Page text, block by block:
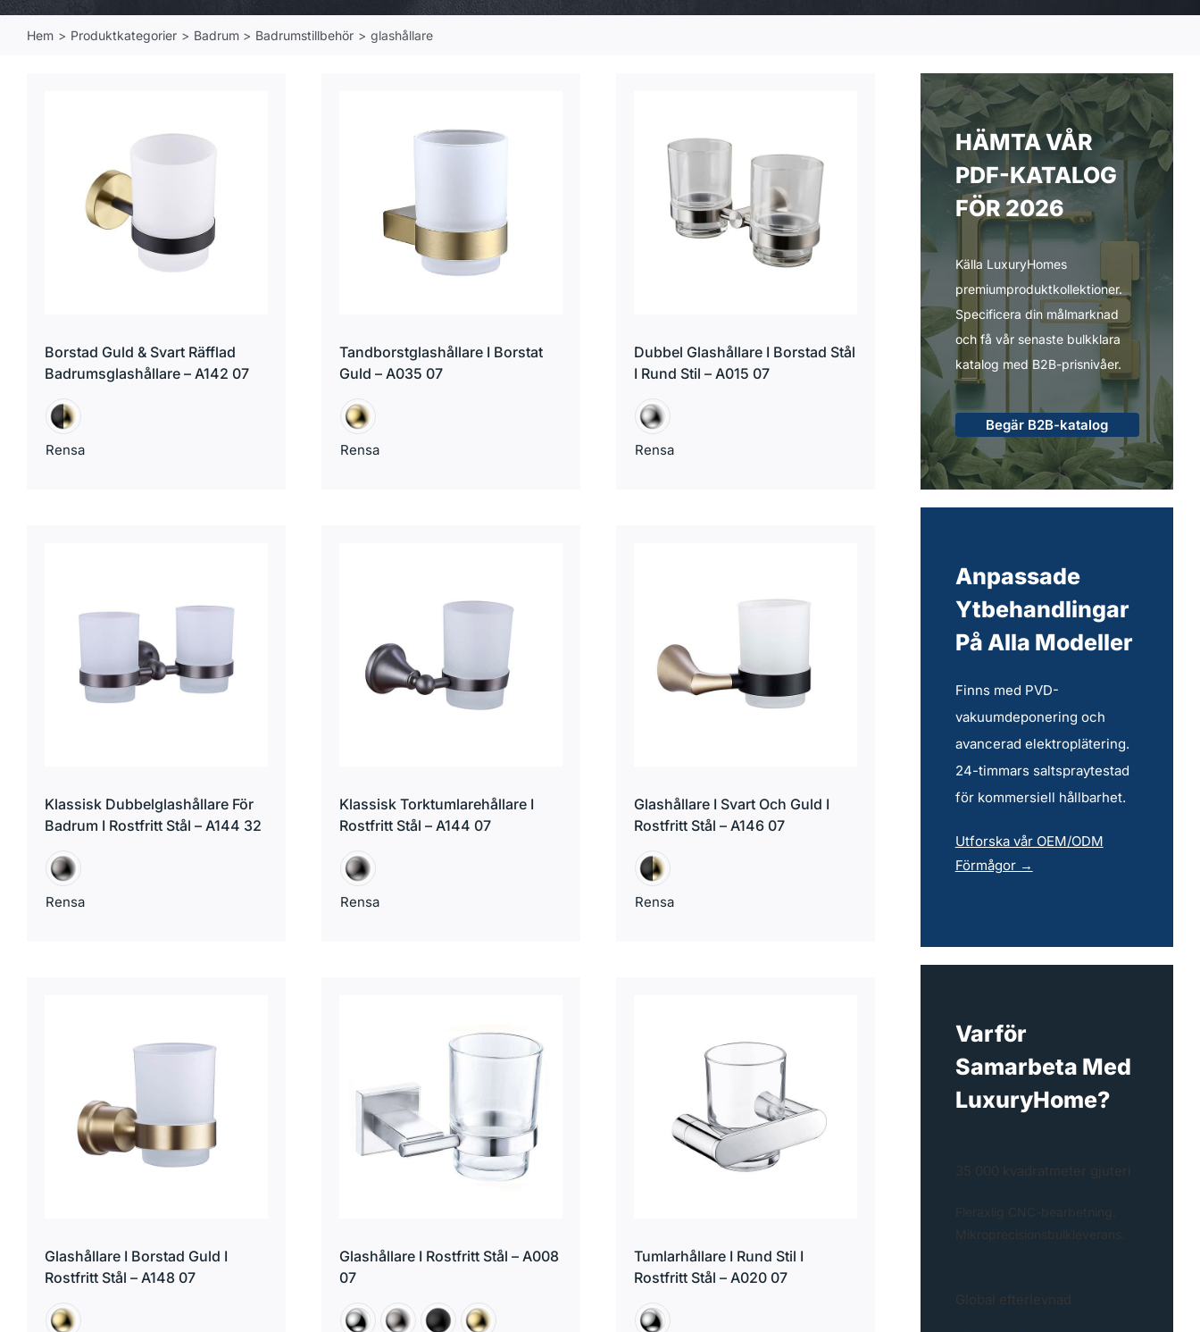
Hem Produktkategorier Badrum Badrumstillbehör glashållare
Borstad Guld & Svart Räfflad
Badrumsglashållare – A142 07
Rensa
Tandborstglashållare I Borstat
Guld – A035 07
Rensa
Dubbel Glashållare I Borstad Stål
I Rund Stil – A015 07
Rensa
Klassisk Dubbelglashållare För
Badrum I Rostfritt Stål – A144 32
Rensa
Klassisk Torktumlarehållare I
Rostfritt Stål – A144 07
Rensa
Glashållare I Svart Och Guld I
Rostfritt Stål – A146 07
Rensa
Glashållare I Borstad Guld I
Rostfritt Stål – A148 07
Glashållare I Rostfritt Stål – A008
07
Tumlarhållare I Rund Stil I
Rostfritt Stål – A020 ​​07
HÄMTA VÅR
PDF-KATALOG
FÖR 2026
Källa LuxuryHomes
premiumproduktkollektioner.
Specificera din målmarknad
och få vår senaste bulkklara
katalog med B2B-prisnivåer.
Begär B2B-katalog
Anpassade
Ytbehandlingar
På Alla Modeller
Finns med PVD-
vakuumdeponering och
avancerad elektroplätering.
24-timmars saltspraytestad
för kommersiell hållbarhet.
Utforska vår OEM/ODM
Förmågor →
Varför
Samarbeta Med
LuxuryHome?
35 000 kvadratmeter gjuteri
Fleraxlig CNC-bearbetning.
Mikroprecisionsbulkleverans.
Global efterlevnad